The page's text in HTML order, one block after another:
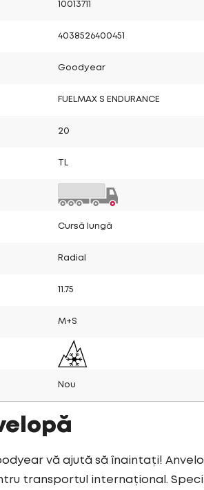
10013711
4038526400451
Goodyear
FUELMAX S ENDURANCE
20
Cursă lungă
Radial
11.75
M+S
Nou
vă ajută să înaintați!
transportul internațional.